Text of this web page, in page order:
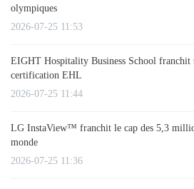
olympiques
2026-07-25 11:53
EIGHT Hospitality Business School franchit
certification EHL
2026-07-25 11:44
LG InstaView™ franchit le cap des 5,3
monde
2026-07-25 11:36